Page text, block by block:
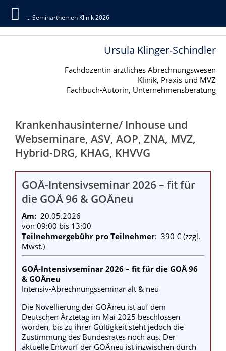
Ursula Klinger-Schindler
Fachdozentin ärztliches Abrechnungswesen
Klinik, Praxis und MVZ
Fachbuch-Autorin, Unternehmensberatung
Seminarthemen Klinik 2026
Krankenhausinterne/ Inhouse und
Webseminare, ASV, AOP, ZNA, MVZ,
Hybrid-DRG, KHAG, KHVVG
GOÄ-Intensivseminar 2026 – fit für
die GOÄ 96 & GOÄneu
Am:20.05.2026
von 09:00 bis 13:00
Teilnehmergebühr pro Teilnehmer: 390 € (zzgl.
Mwst.)
GOÄ-Intensivseminar 2026 – fit für die GOÄ 96
& GOÄneu
Intensiv-Abrechnungsseminar alt & neu
Die Novellierung der GOÄneu ist auf dem
Deutschen Ärztetag im Mai 2025 beschlossen
worden, bis zu ihrer Gültigkeit steht jedoch die
Zustimmung des Bundesrates noch aus. Der
aktuelle Entwurf der GOÄneu ist inzwischen durch